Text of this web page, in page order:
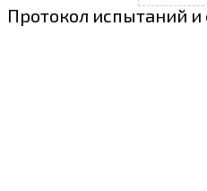
Протокол испытаний и